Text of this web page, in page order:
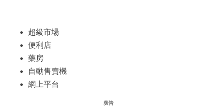
超級市場
便利店
藥房
自動售賣機
網上平台
廣告